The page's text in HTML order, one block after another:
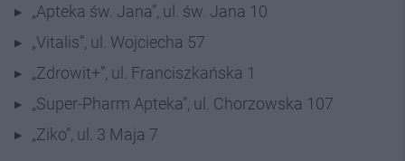
„Apteka św. Jana”, ul. św. Jana 10
„Vitalis”, ul. Wojciecha 57
„Zdrowit+”, ul. Franciszkańska 1
„Super-Pharm Apteka”, ul. Chorzowska 107
„Ziko”, ul. 3 Maja 7